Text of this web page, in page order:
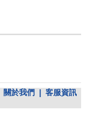
關於我們
客服資訊